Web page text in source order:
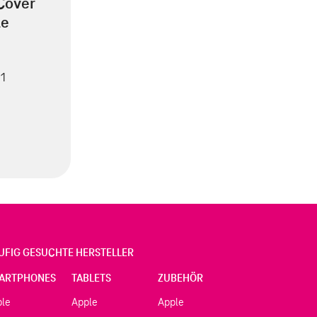
GESUCHTE HERSTELLER
TABLETS
Apple
ZUBEHÖR
Apple